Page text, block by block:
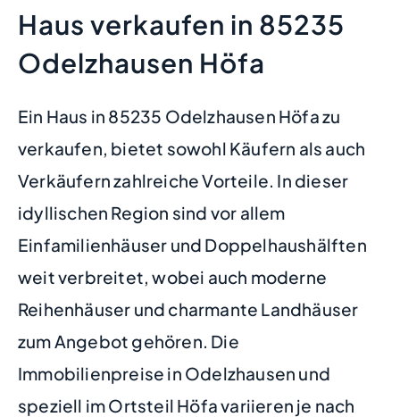
Haus verkaufen in 85235
Odelzhausen Höfa
Ein Haus in 85235 Odelzhausen Höfa zu
verkaufen, bietet sowohl Käufern als auch
Verkäufern zahlreiche Vorteile. In dieser
idyllischen Region sind vor allem
Einfamilienhäuser und Doppelhaushälften
weit verbreitet, wobei auch moderne
Reihenhäuser und charmante Landhäuser
zum Angebot gehören. Die
Immobilienpreise in Odelzhausen und
speziell im Ortsteil Höfa variieren je nach